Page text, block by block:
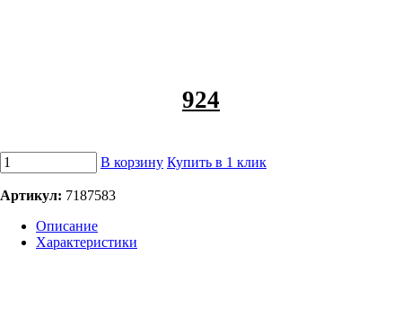
924
В корзину Купить в 1 клик
Артикул: 7187583
Описание
Характеристики